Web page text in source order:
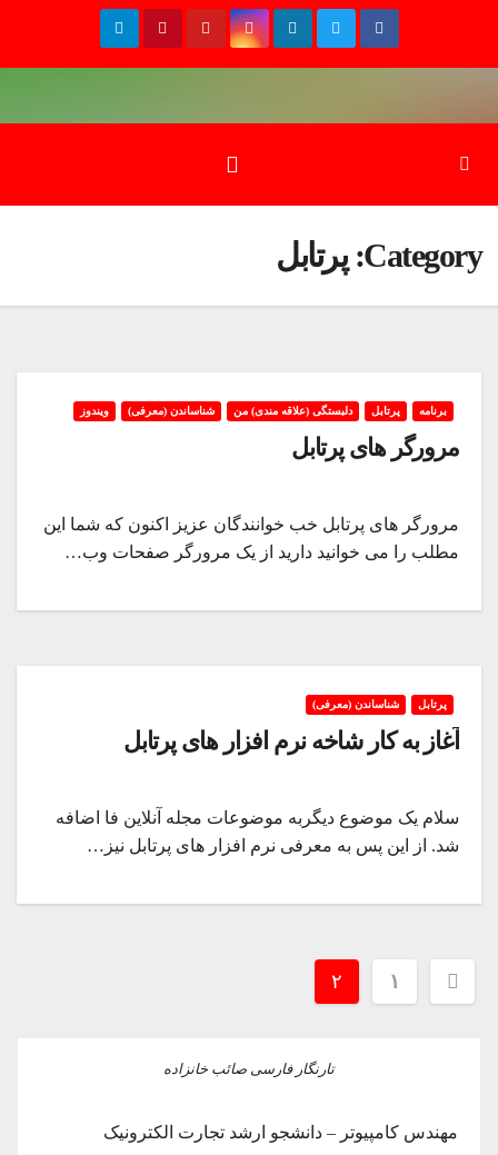
Category: پرتابل
برنامه پرتابل دلبستگی (علاقه مندی) من شناساندن (معرفی) ویندوز
مرورگر های پرتابل
مرورگر های پرتابل خب خوانندگان عزیز اکنون که شما این
مطلب را می خوانید دارید از یک مرورگر صفحات وب…
پرتابل شناساندن (معرفی)
آغاز به کار شاخه نرم افزار های پرتابل
سلام یک موضوع دیگربه موضوعات مجله آنلاین فا اضافه
شد. از این پس به معرفی نرم افزار های پرتابل نیز…
Posts
pagination
۱ ۲
تارنگار فارسی صائب خانزاده
مهندس کامپیوتر – دانشجو ارشد تجارت الکترونیک